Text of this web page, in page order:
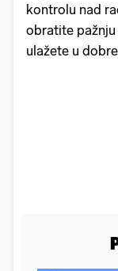
kontrolu nad
obratite
ulažete u